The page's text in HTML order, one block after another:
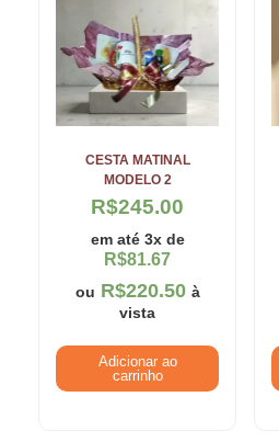
CESTA MATINAL
MODELO 2
R$245.00
em até 3x de
R$81.67
ou R$220.50 à
vista
Adicionar ao
carrinho